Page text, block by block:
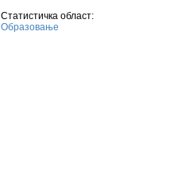
Статистичка област:
Образовање